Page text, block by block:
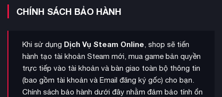
CHÍNH SÁCH BẢO HÀNH
Khi sử dụng Dịch Vụ Steam Online, shop sẽ tiến
hành tạo tài khoản Steam mới, mua game bản quyền
trực tiếp vào tài khoản và bàn giao toàn bộ thông tin
(bao gồm tài khoản và Email đăng ký gốc) cho bạn.
Chính sách bảo hành dưới đây nhằm đảm bảo tính ổn